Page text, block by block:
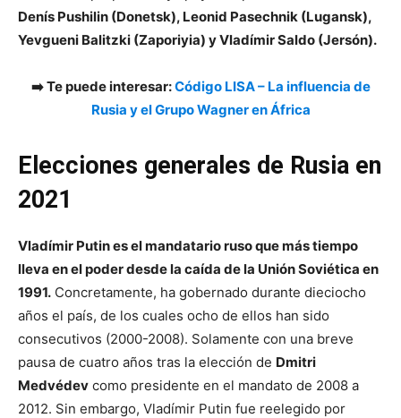
Denís Pushilin (Donetsk), Leonid Pasechnik (Lugansk),
Yevgueni Balitzki (Zaporiyia) y Vladímir Saldo (Jersón).
➡️ Te puede interesar:Código LISA – La influencia de
Rusia y el Grupo Wagner en África
Elecciones generales de Rusia en
2021
Vladímir Putin es el mandatario ruso que más tiempo
lleva en el poder desde la caída de la Unión Soviética en
1991. Concretamente, ha gobernado durante dieciocho
años el país, de los cuales ocho de ellos han sido
consecutivos (2000-2008). Solamente con una breve
pausa de cuatro años tras la elección de Dmitri
Medvédev como presidente en el mandato de 2008 a
2012. Sin embargo, Vladímir Putin fue reelegido por